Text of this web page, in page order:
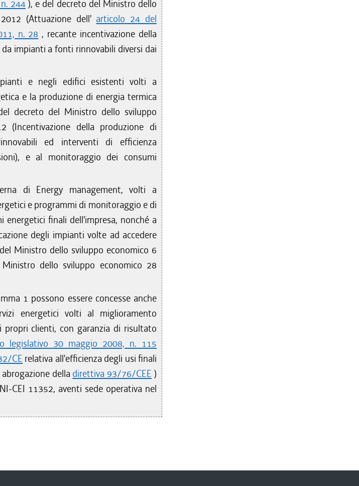
244 ), e del decreto del Ministro dello
(Attuazione dell' articolo 24 del
n. 28 , recante incentivazione della
impianti a fonti rinnovabili diversi dai
e negli edifici esistenti volti a
e la produzione di energia termica
decreto del Ministro dello sviluppo
(Incentivazione della produzione di
ed interventi di efficienza
e al monitoraggio dei consumi
di Energy management, volti a
e programmi di monitoraggio e di
energetici finali dell'impresa, nonché a
degli impianti volte ad accedere
Ministro dello sviluppo economico 6
dello sviluppo economico 28
1 possono essere concesse anche
energetici volti al miglioramento
propri clienti, con garanzia di risultato
legislativo 30 maggio 2008, n. 115
CE relativa all'efficienza degli usi finali
della direttiva 93/76/CEE )
CEI 11352, aventi sede operativa nel